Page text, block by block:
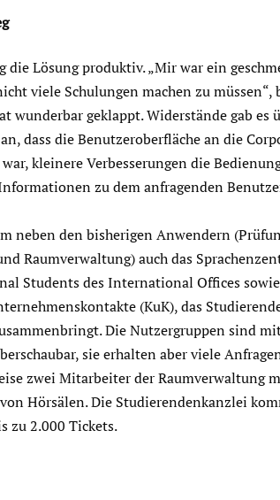
die Lösung produktiv. „Mir war ein
viele Schulungen machen zu müssen“,
wunderbar geklappt. Widerstände gab es
dass die Benutzeroberfläche an die
kleinere Verbesserungen die
zu dem anfragenden
neben den bisherigen Anwendern
Raumverwaltung) auch das
Students des International Offices
(KuK), das
Die Nutzergruppen sind
sie erhalten aber viele
zwei Mitarbeiter der Raumverwaltung
Hörsälen. Die Studierendenkanzlei
zu 2.000 Tickets.